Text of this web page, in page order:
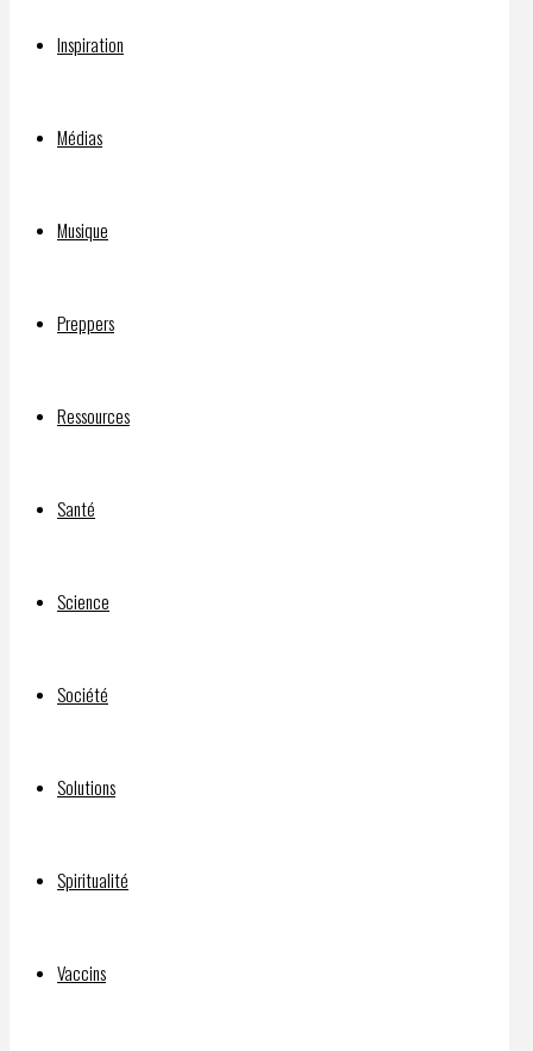
Inspiration
Médias
Musique
Preppers
Ressources
Santé
Science
Société
Solutions
Spiritualité
Vaccins